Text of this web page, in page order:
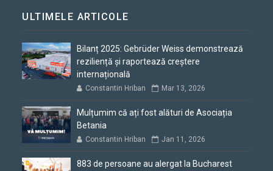
ULTIMELE ARTICOLE
Bilanț 2025: Gebrüder Weiss demonstrează
reziliență și raportează creștere
internațională
Constantin Hriban Mar 13, 2026
Mulțumim că ați fost alături de Asociația
Betania
Constantin Hriban Jan 11, 2026
883 de persoane au alergat la Bucharest